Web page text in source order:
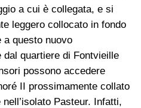
a cui è collegata, e si
leggero collocato in fondo
a questo nuovo
quartiere di Fontvieille
possono accedere
II prossimamente collato
Pasteur. Infatti,